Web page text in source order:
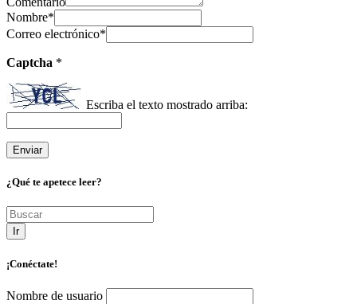
Nombre*
Correo electrónico*
Captcha *
Escriba el texto mostrado arriba:
¿Qué te apetece leer?
Ir
¡Conéctate!
Nombre de usuario